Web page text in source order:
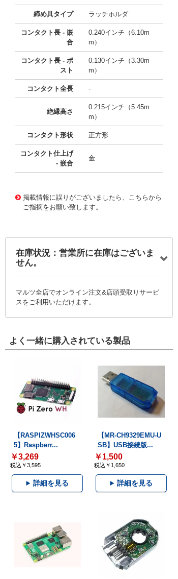
締め具タイプ ラッチホルダ
コンタクト長 - 嵌
合
0.240インチ（6.10m
m）
コンタクト長 - ポ
スト
0.130インチ（3.30m
m）
コンタクト全長 -
絶縁高さ
0.215インチ（5.45m
m）
コンタクト形状 正方形
コンタクト仕上げ
- 嵌合
金
掲載情報に誤りがございましたら、こちらから
ご指摘をお願い致します。
在庫状況：営業所に在庫はございま
せん。
マルツ全店でオンライン注文&店頭受取りサービ
スをご利用いただけます。
よく一緒に購入されている製品
【RASPIZWHSC006
5】Raspberr...
￥3,269
税込￥3,595
詳細を見る
【MR-CH9329EMU-U
SB】USB接続版...
￥1,500
税込￥1,650
詳細を見る